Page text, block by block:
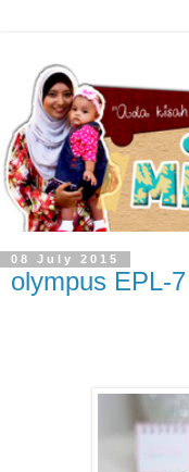
08 July 2015
olympus EPL-7